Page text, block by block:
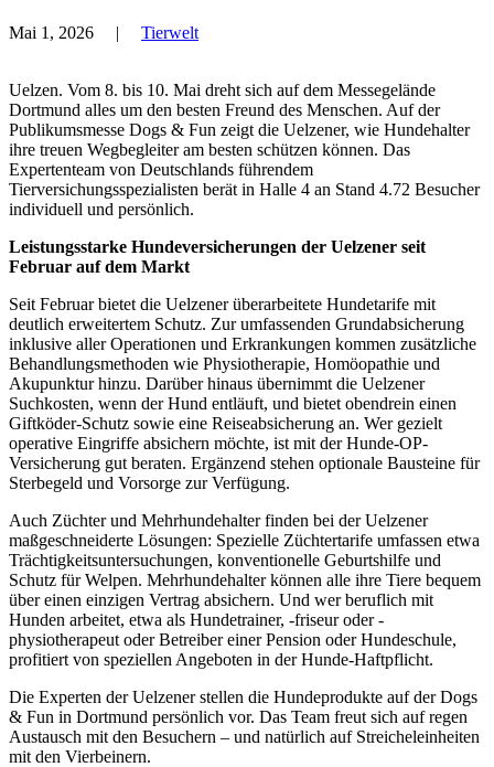
Mai 1, 2026 | Tierwelt
Uelzen. Vom 8. bis 10. Mai dreht sich auf dem Messegelände
Dortmund alles um den besten Freund des Menschen. Auf der
Publikumsmesse Dogs & Fun zeigt die Uelzener, wie Hundehalter
ihre treuen Wegbegleiter am besten schützen können. Das
Expertenteam von Deutschlands führendem
Tierversichungsspezialisten berät in Halle 4 an Stand 4.72 Besucher
individuell und persönlich.
Leistungsstarke Hundeversicherungen der Uelzener seit
Februar auf dem Markt
Seit Februar bietet die Uelzener überarbeitete Hundetarife mit
deutlich erweitertem Schutz. Zur umfassenden Grundabsicherung
inklusive aller Operationen und Erkrankungen kommen zusätzliche
Behandlungsmethoden wie Physiotherapie, Homöopathie und
Akupunktur hinzu. Darüber hinaus übernimmt die Uelzener
Suchkosten, wenn der Hund entläuft, und bietet obendrein einen
Giftköder-Schutz sowie eine Reiseabsicherung an. Wer gezielt
operative Eingriffe absichern möchte, ist mit der Hunde-OP-
Versicherung gut beraten. Ergänzend stehen optionale Bausteine für
Sterbegeld und Vorsorge zur Verfügung.
Auch Züchter und Mehrhundehalter finden bei der Uelzener
maßgeschneiderte Lösungen: Spezielle Züchtertarife umfassen etwa
Trächtigkeitsuntersuchungen, konventionelle Geburtshilfe und
Schutz für Welpen. Mehrhundehalter können alle ihre Tiere bequem
über einen einzigen Vertrag absichern. Und wer beruflich mit
Hunden arbeitet, etwa als Hundetrainer, -friseur oder -
physiotherapeut oder Betreiber einer Pension oder Hundeschule,
profitiert von speziellen Angeboten in der Hunde-Haftpflicht.
Die Experten der Uelzener stellen die Hundeprodukte auf der Dogs
& Fun in Dortmund persönlich vor. Das Team freut sich auf regen
Austausch mit den Besuchern – und natürlich auf Streicheleinheiten
mit den Vierbeinern.